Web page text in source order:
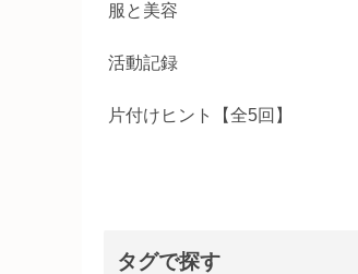
服と美容
活動記録
片付けヒント【全5回】
タグで探す